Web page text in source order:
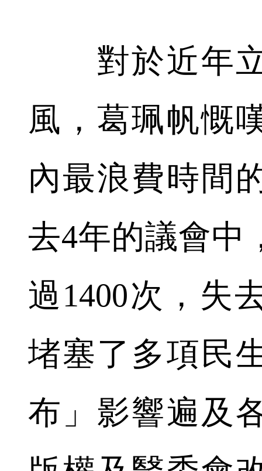
對於近年立
風，葛珮帆慨
內最浪費時間
去4年的議會中
過1400次，失
堵塞了多項民
布」影響遍及